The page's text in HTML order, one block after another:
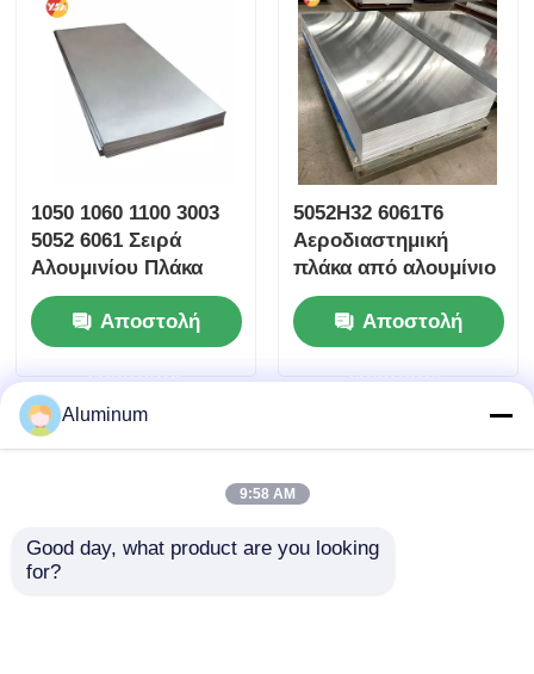
1050 1060 1100 3003
5052 6061 Σειρά
Αλουμινίου Πλάκα
Σιδηροτροφείο
Τελειοποίηση 0.2-
6.0mm Για
αυτοκινητό Ναυτικά
αεροδιαστημικά
κατασκευαστικά
Αποστολή
ερώτησης
5052H32 6061T6
Αεροδιαστημική
πλάκα από αλουμίνιο
PVDF επικαλυμμένη
για ναυτικό
κατάστρωμα
Αυτοσφραγισμένη
Αποστολή
ερώτησης
Aluminum
9:58 AM
Good day, what product are you looking
for?